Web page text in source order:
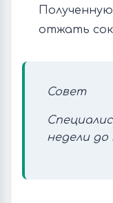
отжать
Совет
недели до